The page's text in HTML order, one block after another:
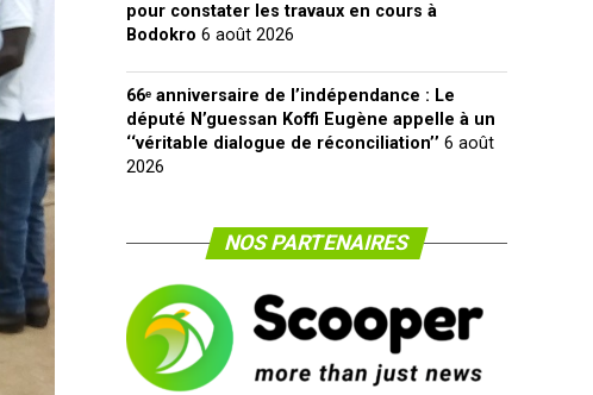
pour constater les travaux en cours à
Bodokro 6 août 2026
66ᵉ anniversaire de l’indépendance : Le
député N’guessan Koffi Eugène appelle à un
‘‘véritable dialogue de réconciliation’’ 6 août
2026
NOS PARTENAIRES